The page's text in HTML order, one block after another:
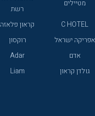
מטיילים
רשת
C HOTEL
קראון פלאזה
אפריקה ישראל
רוקסון
אדם
Adar
גולדן קראון
Liam